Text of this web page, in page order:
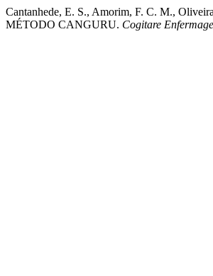
Cantanhede, E. S., Amorim, F. C. M.,
MÉTODO CANGURU. Cogitare